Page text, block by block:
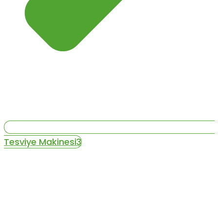
Tesviye Makinesi3